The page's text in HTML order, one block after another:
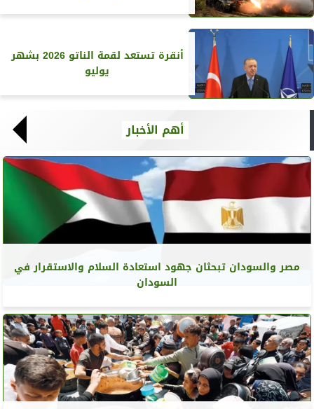
أنقرة تستعد لقمة الناتو 2026 بشهر
يوليو
أهم الأخبار
مصر والسودان تبحثان جهود استعادة السلام والاستقرار في
السودان